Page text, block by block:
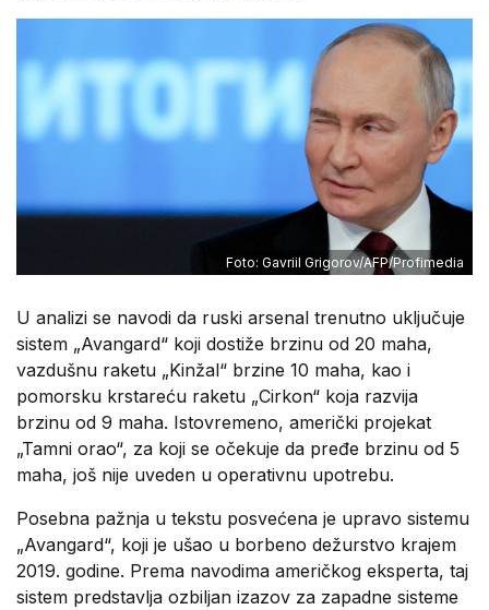
Foto: Gavriil Grigorov/AFP/Profimedia
U analizi se navodi da ruski arsenal trenutno uključuje
sistem „Avangard“ koji dostiže brzinu od 20 maha,
vazdušnu raketu „Kinžal“ brzine 10 maha, kao i
pomorsku krstareću raketu „Cirkon“ koja razvija
brzinu od 9 maha. Istovremeno, američki projekat
„Tamni orao“, za koji se očekuje da pređe brzinu od 5
maha, još nije uveden u operativnu upotrebu.
Posebna pažnja u tekstu posvećena je upravo sistemu
„Avangard“, koji je ušao u borbeno dežurstvo krajem
2019. godine. Prema navodima američkog eksperta, taj
sistem predstavlja ozbiljan izazov za zapadne sisteme